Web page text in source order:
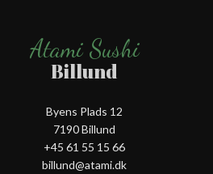
Atami Sushi
Billund
Byens Plads 12
7190 Billund
+45 61 55 15 66‬
billund@atami.dk